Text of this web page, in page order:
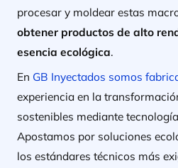
procesar y moldear estas
obtener productos de alto
esencia ecológica.
En GB Inyectados somos
experiencia en la
sostenibles mediante
Apostamos por soluciones
los estándares técnicos más